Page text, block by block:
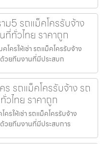
าม5 รถแม็คโครรับจ้าง
ที่ทั่วไทย ราคาถูก
โครให้เช่า รถแม็คโครรับจ้าง
ด้วยทีมงานที่มีประสบก
ร รถแม็คโครรับจ้าง รถ
วไทย ราคาถูก
รให้เช่า รถแม็คโครรับจ้าง
วยทีมงานที่มีประสบการ